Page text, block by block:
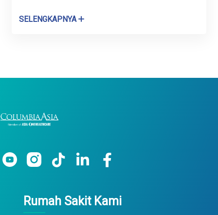
SELENGKAPNYA
Rumah Sakit Kami